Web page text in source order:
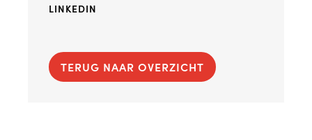
LINKEDIN
TERUG NAAR OVERZICHT